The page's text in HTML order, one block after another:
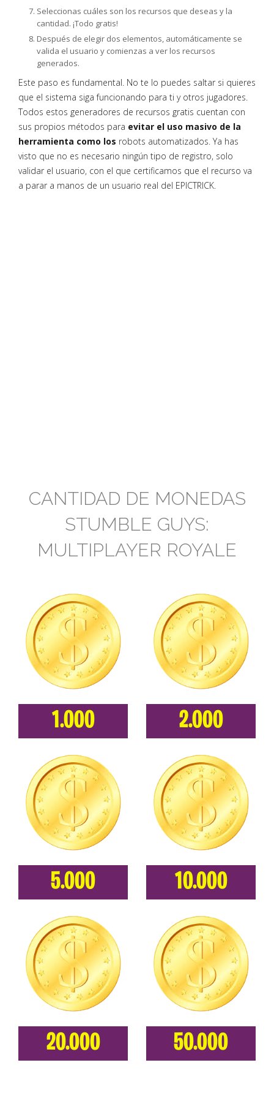
Seleccionas cuáles son los recursos que deseas y la
cantidad. ¡Todo gratis!
Después de elegir dos elementos, automáticamente se
valida el usuario y comienzas a ver los recursos
generados.
Este paso es fundamental. No te lo puedes saltar si quieres
que el sistema siga funcionando para ti y otros jugadores.
Todos estos generadores de recursos gratis cuentan con
sus propios métodos para evitar el uso masivo de la
herramienta como los robots automatizados. Ya has
visto que no es necesario ningún tipo de registro, solo
validar el usuario, con el que certificamos que el recurso va
a parar a manos de un usuario real del EPICTRICK.
CANTIDAD DE MONEDAS
STUMBLE GUYS:
MULTIPLAYER ROYALE
1.000 2.000
5.000 10.000
20.000 50.000